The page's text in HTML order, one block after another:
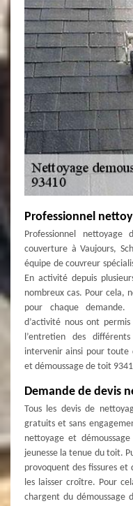
Professionnel
Professionnel
couverture à Vaujours,
équipe de couvreur
En activité depuis
nombreux cas. Pour cela,
pour chaque
d’activité nous ont
l’entretien des
intervenir ainsi pour toute
et démoussage de toit
Demande de devis
Tous les devis de
gratuits et sans
nettoyage et
jeunesse la tenue du toit.
provoquent des fissures et
les laisser croître. Pour
chargent du démoussage